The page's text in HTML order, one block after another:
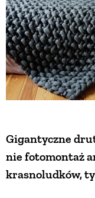
Gigantyczne
nie fotomontaż
krasnoludków,